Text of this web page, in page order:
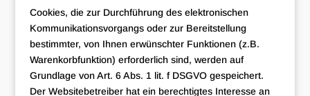
Cookies, die zur Durchführung des elektronischen
Kommunikationsvorgangs oder zur Bereitstellung
bestimmter, von Ihnen erwünschter Funktionen (z.B.
Warenkorbfunktion) erforderlich sind, werden auf
Grundlage von Art. 6 Abs. 1 lit. f DSGVO gespeichert.
Der Websitebetreiber hat ein berechtigtes Interesse an